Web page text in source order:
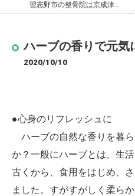
習志野市の整骨院は京成津田沼整骨院
ハーブの香りで元気
2020/10/10
●心身のリフレッシュに
ハーブの自然な香りを暮
か？一般にハーブとは、生
古くから、食用をはじめ、
ました。すがすがしく柔ら